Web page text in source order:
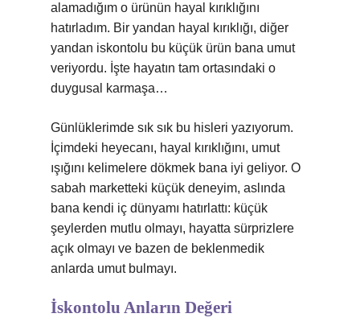
alamadığım o ürünün hayal kırıklığını
hatırladım. Bir yandan hayal kırıklığı, diğer
yandan iskontolu bu küçük ürün bana umut
veriyordu. İşte hayatın tam ortasındaki o
duygusal karmaşa…
Günlüklerimde sık sık bu hisleri yazıyorum.
İçimdeki heyecanı, hayal kırıklığını, umut
ışığını kelimelere dökmek bana iyi geliyor. O
sabah marketteki küçük deneyim, aslında
bana kendi iç dünyamı hatırlattı: küçük
şeylerden mutlu olmayı, hayatta sürprizlere
açık olmayı ve bazen de beklenmedik
anlarda umut bulmayı.
İskontolu Anların Değeri